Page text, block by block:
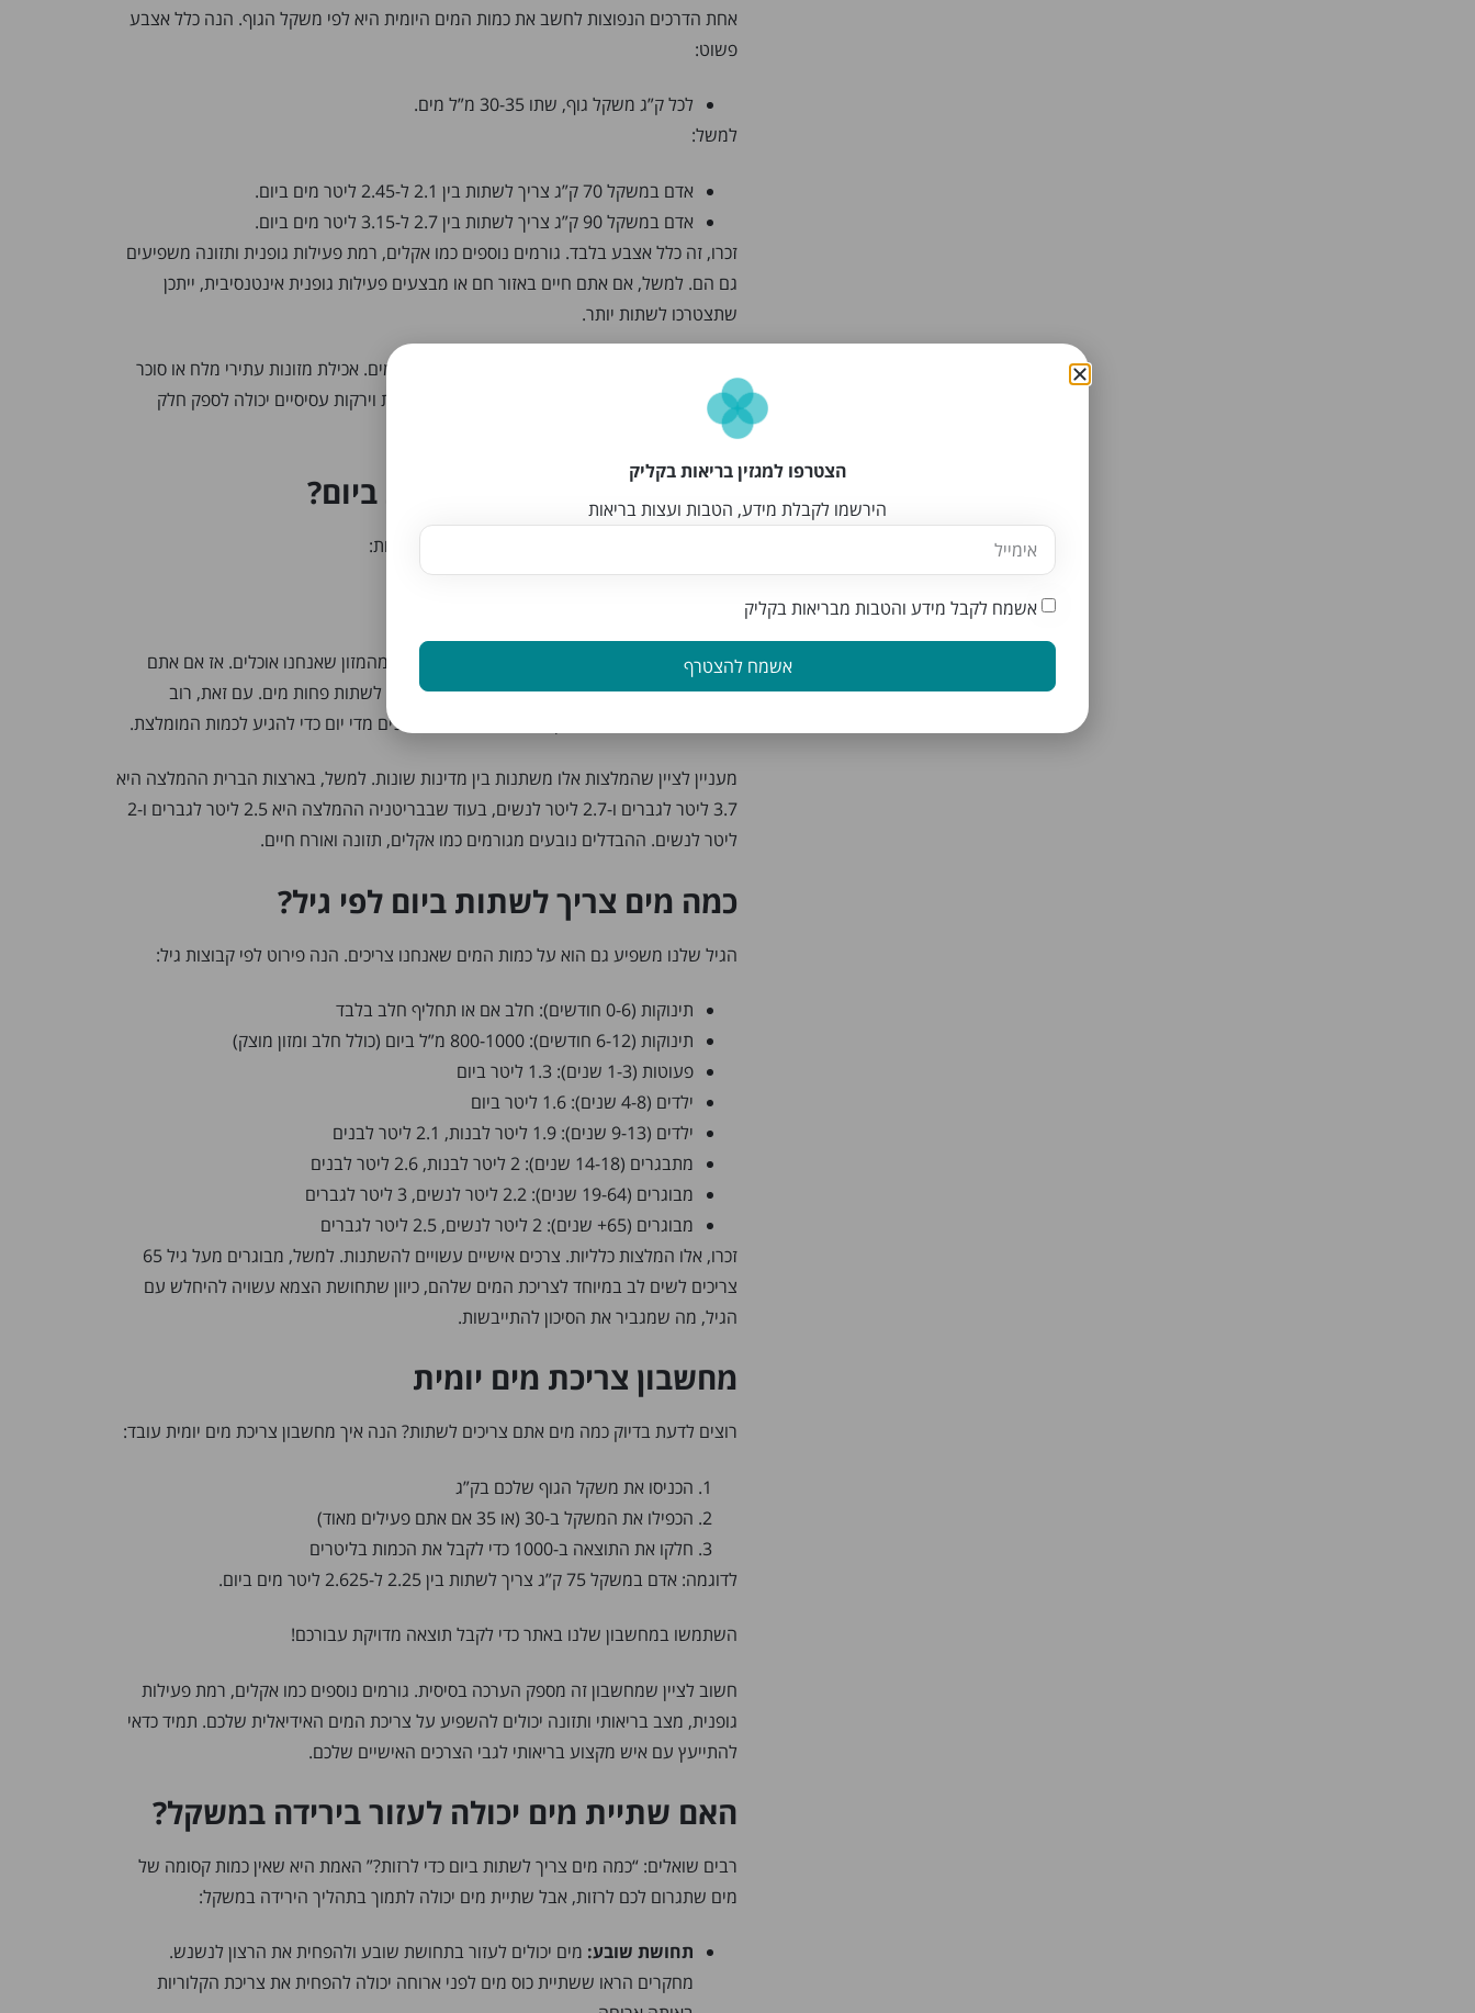
אחת הדרכים הנפוצות לחשב את כמות המים היומית היא לפי משקל הגוף. הנה כלל אצבע
פשוט:
לכל ק”ג משקל גוף, שתו 30-35 מ”ל מים.
למשל:
אדם במשקל 70 ק”ג צריך לשתות בין 2.1 ל-2.45 ליטר מים ביום.
אדם במשקל 90 ק”ג צריך לשתות בין 2.7 ל-3.15 ליטר מים ביום.
זכרו, זה כלל אצבע בלבד. גורמים נוספים כמו אקלים, רמת פעילות גופנית ותזונה משפיעים
גם הם. למשל, אם אתם חיים באזור חם או מבצעים פעילות גופנית אינטנסיבית, ייתכן
שתצטרכו לשתות יותר.
חשוב לציין שגם תזונה יכולה להשפיע על צריכת המים. אכילת מזונות עתירי מלח או סוכר
עשויה להגביר את הצורך במים, בעוד שאכילת פירות וירקות עסיסיים יכולה לספק חלק
מצריכת הנוזלים היומית.
כמה ליטר מים צריך לשתות ביום?
אז כמה זה בעצם בליטרים? הנה כמה המלצות כלליות:
חשוב לזכור שכ-20% מצריכת הנוזלים שלנו מגיעה מהמזון שאנחנו אוכלים. אז אם אתם
אוכלים הרבה פירות וירקות עסיסיים, ייתכן שתצטרכו לשתות פחות מים. עם זאת, רוב
מעניין לציין שהמלצות אלו משתנות בין מדינות שונות. למשל, בארצות הברית ההמלצה היא
3.7 ליטר לגברים ו-2.7 ליטר לנשים, בעוד שבבריטניה ההמלצה היא 2.5 ליטר לגברים ו-2
ליטר לנשים. ההבדלים נובעים מגורמים כמו אקלים, תזונה ואורח חיים.
כמה מים צריך לשתות ביום לפי גיל?
הגיל שלנו משפיע גם הוא על כמות המים שאנחנו צריכים. הנה פירוט לפי קבוצות גיל:
תינוקות (0-6 חודשים): חלב אם או תחליף חלב בלבד
תינוקות (6-12 חודשים): 800-1000 מ”ל ביום (כולל חלב ומזון מוצק)
פעוטות (1-3 שנים): 1.3 ליטר ביום
ילדים (4-8 שנים): 1.6 ליטר ביום
ילדים (9-13 שנים): 1.9 ליטר לבנות, 2.1 ליטר לבנים
מתבגרים (14-18 שנים): 2 ליטר לבנות, 2.6 ליטר לבנים
מבוגרים (19-64 שנים): 2.2 ליטר לנשים, 3 ליטר לגברים
מבוגרים (65+ שנים): 2 ליטר לנשים, 2.5 ליטר לגברים
זכרו, אלו המלצות כלליות. צרכים אישיים עשויים להשתנות. למשל, מבוגרים מעל גיל 65
צריכים לשים לב במיוחד לצריכת המים שלהם, כיוון שתחושת הצמא עשויה להיחלש עם
הגיל, מה שמגביר את הסיכון להתייבשות.
מחשבון צריכת מים יומית
רוצים לדעת בדיוק כמה מים אתם צריכים לשתות? הנה איך מחשבון צריכת מים יומית עובד:
הכניסו את משקל הגוף שלכם בק”ג
הכפילו את המשקל ב-30 (או 35 אם אתם פעילים מאוד)
חלקו את התוצאה ב-1000 כדי לקבל את הכמות בליטרים
לדוגמה: אדם במשקל 75 ק”ג צריך לשתות בין 2.25 ל-2.625 ליטר מים ביום.
השתמשו במחשבון שלנו באתר כדי לקבל תוצאה מדויקת עבורכם!
חשוב לציין שמחשבון זה מספק הערכה בסיסית. גורמים נוספים כמו אקלים, רמת פעילות
גופנית, מצב בריאותי ותזונה יכולים להשפיע על צריכת המים האידיאלית שלכם. תמיד כדאי
להתייעץ עם איש מקצוע בריאותי לגבי הצרכים האישיים שלכם.
האם שתיית מים יכולה לעזור בירידה במשקל?
רבים שואלים: “כמה מים צריך לשתות ביום כדי לרזות?” האמת היא שאין כמות קסומה של
מים שתגרום לכם לרזות, אבל שתיית מים יכולה לתמוך בתהליך הירידה במשקל:
תחושת שובע: מים יכולים לעזור בתחושת שובע ולהפחית את הרצון לנשנש.
מחקרים הראו ששתיית כוס מים לפני ארוחה יכולה להפחית את צריכת הקלוריות
הצטרפו למגזין בריאות בקליק
הירשמו לקבלת מידע, הטבות ועצות בריאות
אשמח לקבל מידע והטבות מבריאות בקליק
אשמח להצטרף